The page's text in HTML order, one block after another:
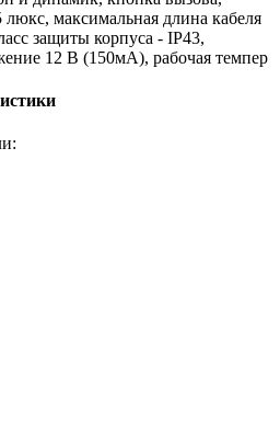
люкс, максимальная длина кабеля
защиты корпуса - IP43,
12 В (150мА), рабочая темпер